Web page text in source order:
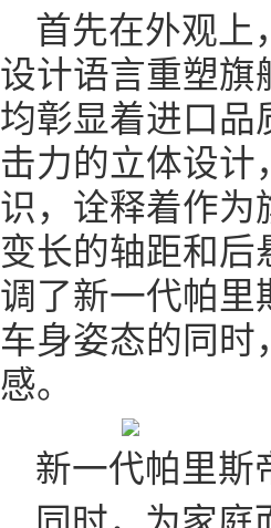
首先在外观上
设计语言重塑旗
均彰显着进口品
击力的立体设计
识，诠释着作为
变长的轴距和后
调了新一代帕里
车身姿态的同时
感。
新一代帕里斯